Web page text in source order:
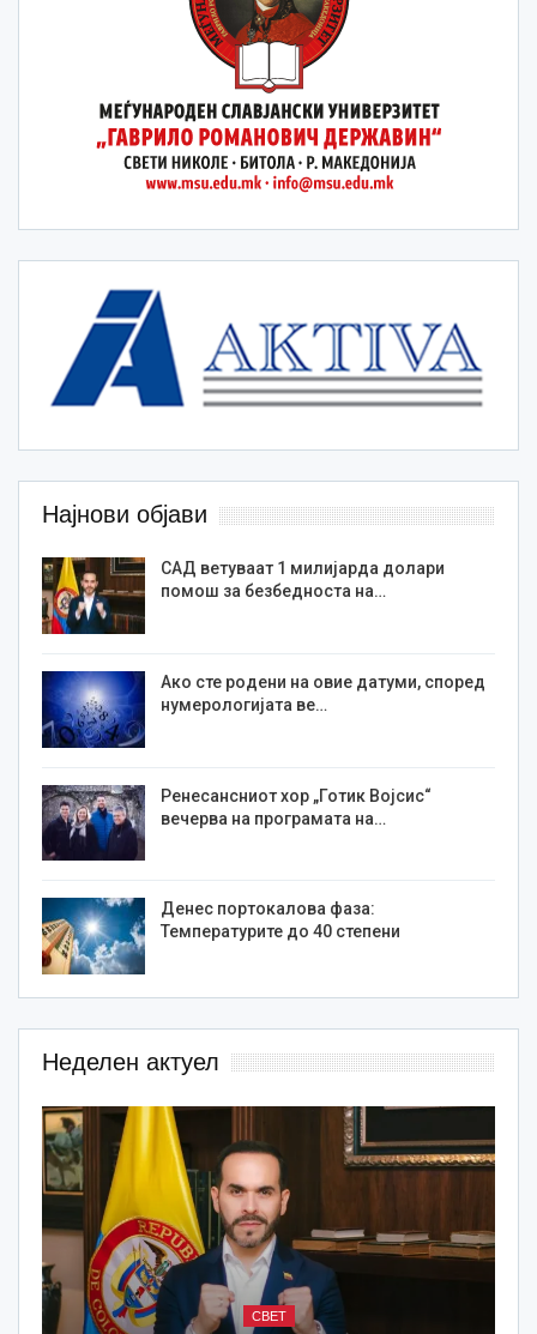
Најнови објави
САД ветуваат 1 милијарда долари
помош за безбедноста на…
Ако сте родени на овие датуми, според
нумерологијата ве…
Ренесансниот хор „Готик Војсис“
вечерва на програмата на…
Денес портокалова фаза:
Температурите до 40 степени
Неделен актуел
СВЕТ